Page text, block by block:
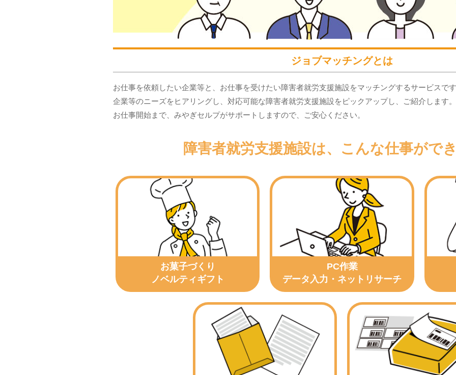
ジョブマッチングとは
お仕事を依頼したい企業等と、お仕事を受けたい障害者就労支援施設をマッチングするサービスで
企業等のニーズをヒアリングし、対応可能な障害者就労支援施設をピックアップし、ご紹介します。
お仕事開始まで、みやぎセルプがサポートしますので、ご安心ください。
障害者就労支援施設は、こんな仕事がで
お菓子づくり
ノベルティギフト
PC作業
データ入力・ネットリサーチ